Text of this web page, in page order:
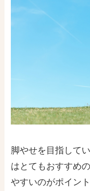
脚やせを目指して
はとてもおすすめ
やすいのがポイント